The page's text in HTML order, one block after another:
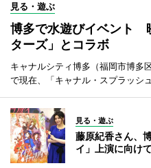
見る・遊ぶ
博多で水遊びイベント
ターズ」とコラボ
キャナルシティ博多（福岡市博多
で現在、「キャナル・スプラッシ
見る・遊ぶ
藤原紀香さん、
イ」上演に向け